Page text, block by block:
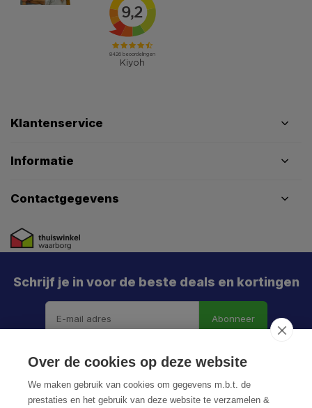
Klantenservice
Informatie
Contactgegevens
Schrijf je in voor de beste deals en kortingen
Abonneer
Over de cookies op deze website
We maken gebruik van cookies om gegevens m.b.t. de
prestaties en het gebruik van deze website te verzamelen &